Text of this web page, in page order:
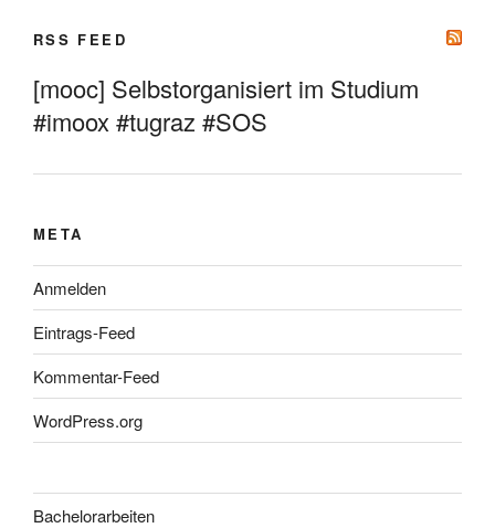
RSS FEED
[mooc] Selbstorganisiert im Studium
#imoox #tugraz #SOS
META
Anmelden
Eintrags-Feed
Kommentar-Feed
WordPress.org
Bachelorarbeiten